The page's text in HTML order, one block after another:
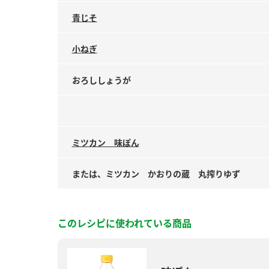
青じそ
小ねぎ
おろししょうが
ミツカン 味ぽん
または、ミツカン かおりの蔵 丸搾りゆず
このレシピに使われている商品